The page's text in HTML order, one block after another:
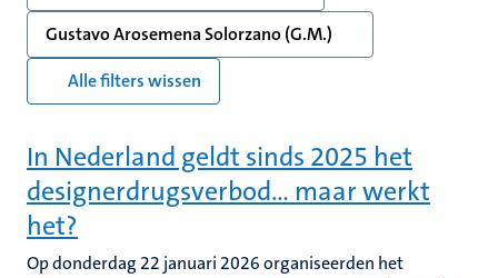
Gustavo Arosemena Solorzano (G.M.)
Alle filters wissen
In Nederland geldt sinds 2025 het
designerdrugsverbod… maar werkt
het?
Op donderdag 22 januari 2026 organiseerden het